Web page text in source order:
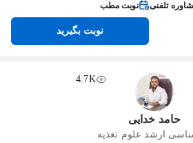
تلفنی
نوبت مطب
نوبت بگیرید
4.7K
حامد خدایی
ارشد علوم تغذیه